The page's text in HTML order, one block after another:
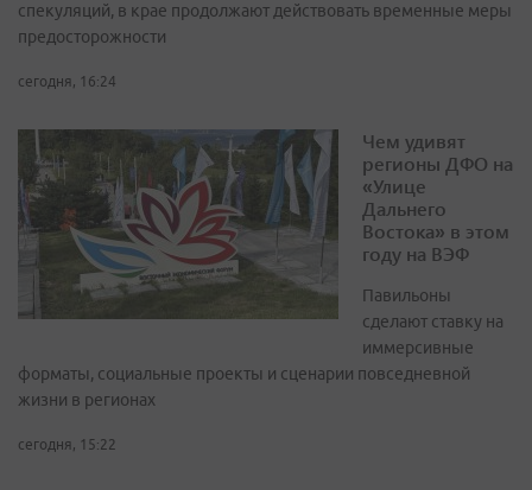
спекуляций, в крае продолжают действовать временные меры
предосторожности
сегодня, 16:24
Чем удивят
регионы ДФО на
«Улице
Дальнего
Востока» в этом
году на ВЭФ
Павильоны
сделают ставку на
иммерсивные
форматы, социальные проекты и сценарии повседневной
жизни в регионах
сегодня, 15:22